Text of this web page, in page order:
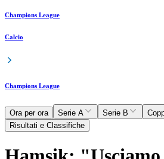
Champions League
Calcio
Champions League
Ora per ora Serie A Serie B
Risultati e Classifiche